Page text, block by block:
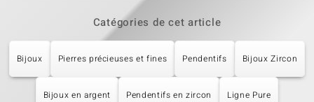
Catégories de cet article
Bijoux Pierres précieuses et fines Pendentifs Bijoux Zircon
Bijoux en argent Pendentifs en zircon Ligne Pure